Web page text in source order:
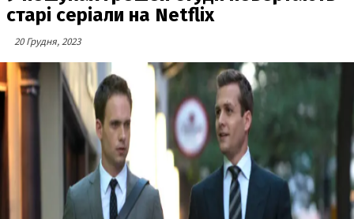
старі серіали на Netflix
20 Грудня, 2023